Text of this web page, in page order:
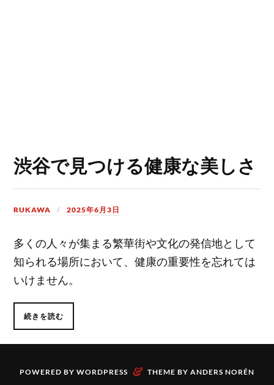
渋谷で見つける健康な美しさ
RUKAWA 2025年6月3日
多くの人々が集まる繁華街や文化の発信地として
知られる場所において、健康の重要性を忘れては
いけません。
続きを読む
POWERED BY WORDPRESS & THEME BY ANDERS NORÉN